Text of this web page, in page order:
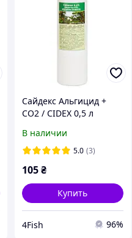
Сайдекс Альгицид +
СО2 / CIDEX 0,5 л
В наличии
5.0 (3)
105₴
Купить
4Fish 96%